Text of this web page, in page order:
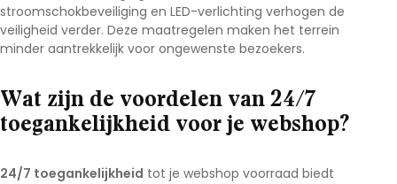
stroomschokbeveiliging en LED-verlichting verhogen de
veiligheid verder. Deze maatregelen maken het terrein
minder aantrekkelijk voor ongewenste bezoekers.
Wat zijn de voordelen van 24/7
toegankelijkheid voor je webshop?
24/7 toegankelijkheid tot je webshop voorraad biedt